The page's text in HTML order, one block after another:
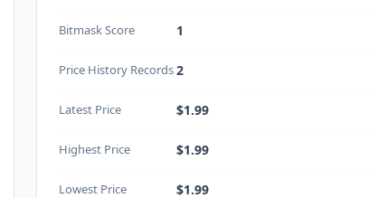
Bitmask Score 1
Price History Records2
Latest Price $1.99
Highest Price $1.99
Lowest Price $1.99